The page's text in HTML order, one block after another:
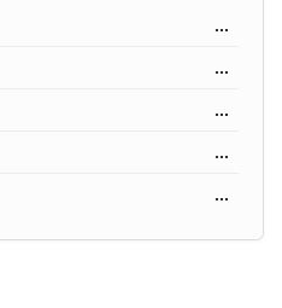
...
...
...
...
...